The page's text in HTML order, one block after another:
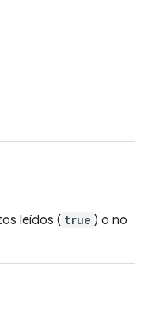
leídos ( true ) o no